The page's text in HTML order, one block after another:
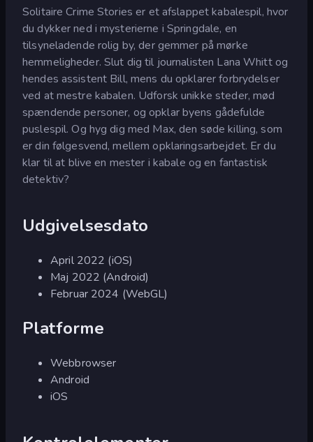
Solitaire Crime Stories er et afslappet kabalespil, hvor
du dykker ned i mysterierne i Springdale, en
tilsyneladende rolig by, der gemmer på mørke
hemmeligheder. Slut dig til journalisten Lana Whitt og
hendes assistent Bill, mens du opklarer forbrydelser
ved at mestre kabalen. Udforsk unikke steder, mød
spændende personer, og opklar byens gådefulde
puslespil. Og hyg dig med Max, den søde killing, som
er din følgesvend, mellem opklaringsarbejdet. Er du
klar til at blive en mester i kabale og en fantastisk
detektiv?
Udgivelsesdato
April 2022 (iOS)
Maj 2022 (Android)
Februar 2024 (WebGL)
Platforme
Webbrowser
Android
iOS